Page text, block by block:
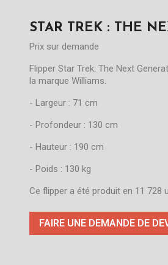
STAR TREK : THE
Prix sur demande
Flipper Star Trek: The Next
la marque Williams.
- Largeur : 71 cm
- Profondeur : 130 cm
- Hauteur : 190 cm
- Poids : 130 kg
Ce flipper a été produit en 11 728
FAIRE UNE DEMANDE DE